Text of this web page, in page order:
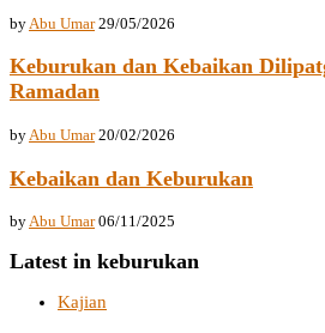
by Abu Umar 29/05/2026
Keburukan dan Kebaikan
Ramadan
byAbu Umar 20/02/2026
Kebaikan dan Keburukan
byAbu Umar 06/11/2025
Latest in keburukan
Kajian